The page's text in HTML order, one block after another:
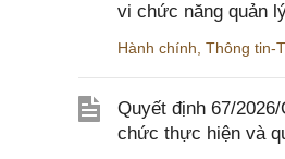
vi chức năng quản
Hành chính Thông tin-
Quyết định 67/
chức thực hiện và